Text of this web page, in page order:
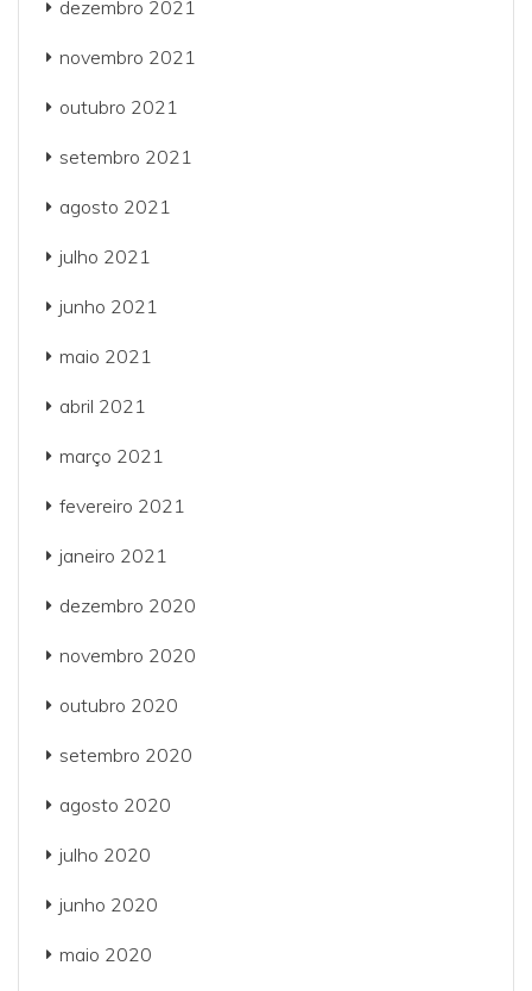
dezembro 2021
novembro 2021
outubro 2021
setembro 2021
agosto 2021
julho 2021
junho 2021
maio 2021
abril 2021
março 2021
fevereiro 2021
janeiro 2021
dezembro 2020
novembro 2020
outubro 2020
setembro 2020
agosto 2020
julho 2020
junho 2020
maio 2020